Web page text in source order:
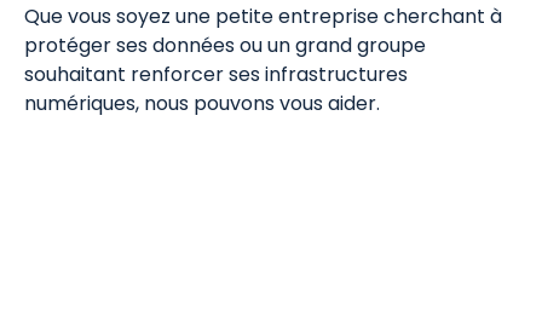
Que vous soyez une petite entreprise cherchant à
protéger ses données ou un grand groupe
souhaitant renforcer ses infrastructures
numériques, nous pouvons vous aider.